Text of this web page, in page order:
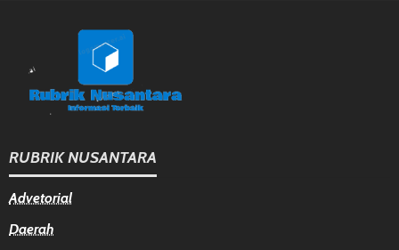
RUBRIK NUSANTARA
Advetorial
Daerah